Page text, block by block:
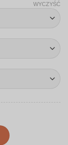
WYCZYŚĆ
L015